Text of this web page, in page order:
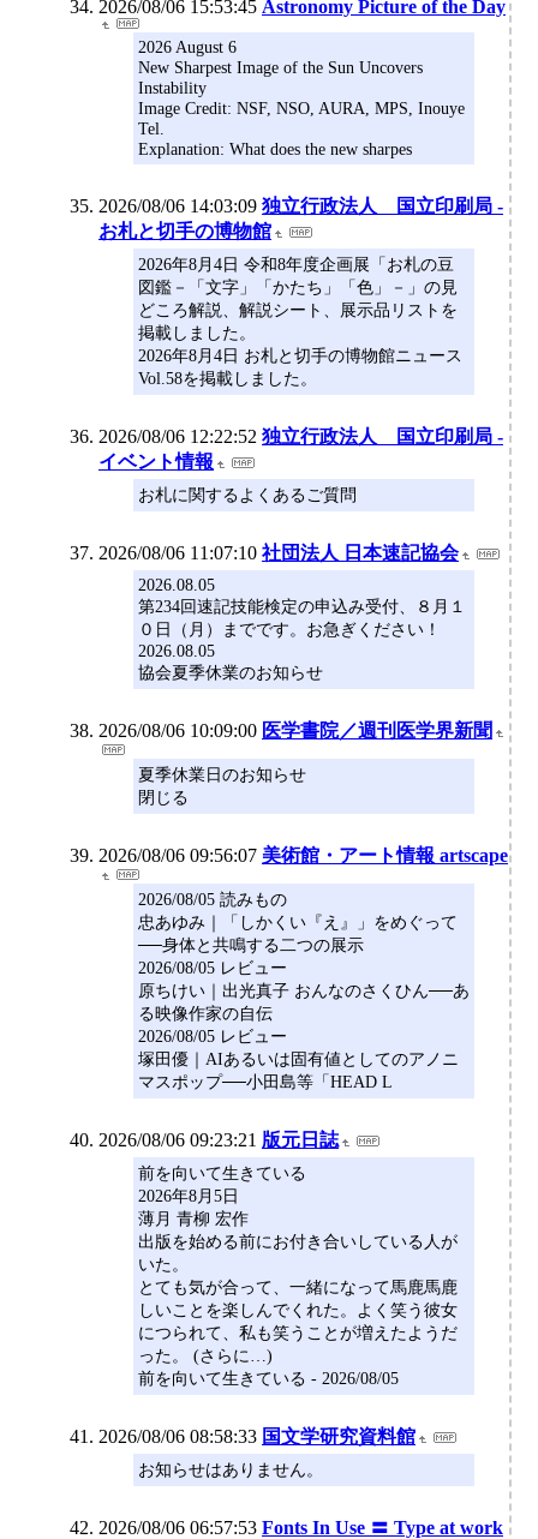
2026/08/06 15:53:45 Astronomy Picture of the Day
2026 August 6
New Sharpest Image of the Sun Uncovers
Instability
Image Credit: NSF, NSO, AURA, MPS, Inouye
Tel.
Explanation: What does the new sharpes
2026/08/06 14:03:09 独立行政法人 国立印刷局 -
お札と切手の博物館
2026年8月4日 令和8年度企画展「お札の豆
図鑑－「文字」「かたち」「色」－」の見
どころ解説、解説シート、展示品リストを
掲載しました。
2026年8月4日 お札と切手の博物館ニュース
Vol.58を掲載しました。
2026/08/06 12:22:52 独立行政法人 国立印刷局 -
イベント情報
お札に関するよくあるご質問
2026/08/06 11:07:10 社団法人 日本速記協会
2026.08.05
第234回速記技能検定の申込み受付、８月１
０日（月）までです。お急ぎください！
2026.08.05
協会夏季休業のお知らせ
2026/08/06 10:09:00 医学書院／週刊医学界新聞
夏季休業日のお知らせ
閉じる
2026/08/06 09:56:07 美術館・アート情報 artscape
2026/08/05 読みもの
忠あゆみ｜「しかくい『え』」をめぐって
──身体と共鳴する二つの展示
2026/08/05 レビュー
原ちけい｜出光真子 おんなのさくひん──あ
る映像作家の自伝
2026/08/05 レビュー
塚田優｜AIあるいは固有値としてのアノニ
マスポップ──小田島等「HEAD L
2026/08/06 09:23:21 版元日誌
前を向いて生きている
2026年8月5日
薄月 青柳 宏作
出版を始める前にお付き合いしている人が
いた。
とても気が合って、一緒になって馬鹿馬鹿
しいことを楽しんでくれた。よく笑う彼女
につられて、私も笑うことが増えたようだ
った。 (さらに…)
前を向いて生きている - 2026/08/05
2026/08/06 08:58:33 国文学研究資料館
お知らせはありません。
2026/08/06 06:57:53 Fonts In Use 〓 Type at work